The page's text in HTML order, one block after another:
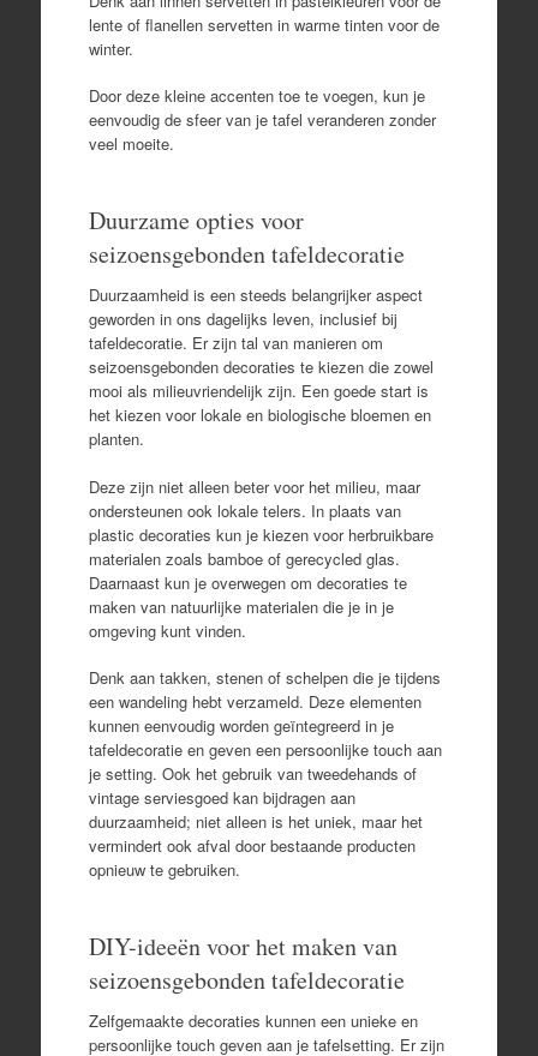
lente of flanellen servetten in warme tinten voor de
winter.
Door deze kleine accenten toe te voegen, kun je
eenvoudig de sfeer van je tafel veranderen zonder
veel moeite.
Duurzame opties voor
seizoensgebonden tafeldecoratie
Duurzaamheid is een steeds belangrijker aspect
geworden in ons dagelijks leven, inclusief bij
tafeldecoratie. Er zijn tal van manieren om
seizoensgebonden decoraties te kiezen die zowel
mooi als milieuvriendelijk zijn. Een goede start is
het kiezen voor lokale en biologische bloemen en
planten.
Deze zijn niet alleen beter voor het milieu, maar
ondersteunen ook lokale telers. In plaats van
plastic decoraties kun je kiezen voor herbruikbare
materialen zoals bamboe of gerecycled glas.
Daarnaast kun je overwegen om decoraties te
maken van natuurlijke materialen die je in je
omgeving kunt vinden.
Denk aan takken, stenen of schelpen die je tijdens
een wandeling hebt verzameld. Deze elementen
kunnen eenvoudig worden geïntegreerd in je
tafeldecoratie en geven een persoonlijke touch aan
je setting. Ook het gebruik van tweedehands of
vintage serviesgoed kan bijdragen aan
duurzaamheid; niet alleen is het uniek, maar het
vermindert ook afval door bestaande producten
opnieuw te gebruiken.
DIY-ideeën voor het maken van
seizoensgebonden tafeldecoratie
Zelfgemaakte decoraties kunnen een unieke en
persoonlijke touch geven aan je tafelsetting. Er zijn